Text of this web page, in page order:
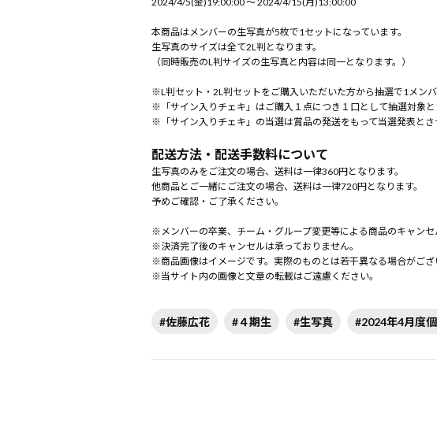
本商品はメンバーの生写真が5枚で1セットになっています。
生写真のサイズは全て2L判となります。
（同時販売のL判サイズの生写真と内容は同一となります。）
※L判セット・2L判セットをご購入いただいた方から抽選で1メン
※「サイン入りチェキ」はご購入１点につき１口として抽選対象と
※「サイン入りチェキ」の当選は賞品の発送をもって当選発表とさ
配送方法・配送手数料について
生写真のみをご注文の場合、送料は一律360円となります。
他商品とご一緒にご注文の場合、送料は一律720円となります。
予めご確認・ご了承ください。
※メンバーの卒業、チーム・グループ変更等による商品のキャンセ
※決済完了後のキャンセルは承っておりません。
※商品画像はイメージです。実際のものとは若干異なる場合がござ
※当サイト内の画像と文章の転載はご遠慮ください。
#佐藤広花 #４期生 #生写真 #2024年4月度